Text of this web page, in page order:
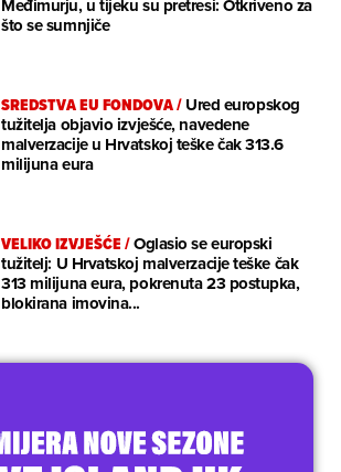
Međimurju, u tijeku su pretresi: Otkriveno za
što se sumnjiče
SREDSTVA EU FONDOVA/Ured europskog
tužitelja objavio izvješće, navedene
malverzacije u Hrvatskoj teške čak 313.6
milijuna eura
VELIKO IZVJEŠĆE/Oglasio se europski
tužitelj: U Hrvatskoj malverzacije teške čak
313 milijuna eura, pokrenuta 23 postupka,
blokirana imovina...